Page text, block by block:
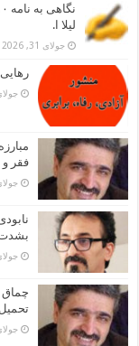
لیلا ا.
جولای 31, 2026
جولای 30,
فقر
جولای 28,
بشدت
جولای 26,
چماق
جولای 26,